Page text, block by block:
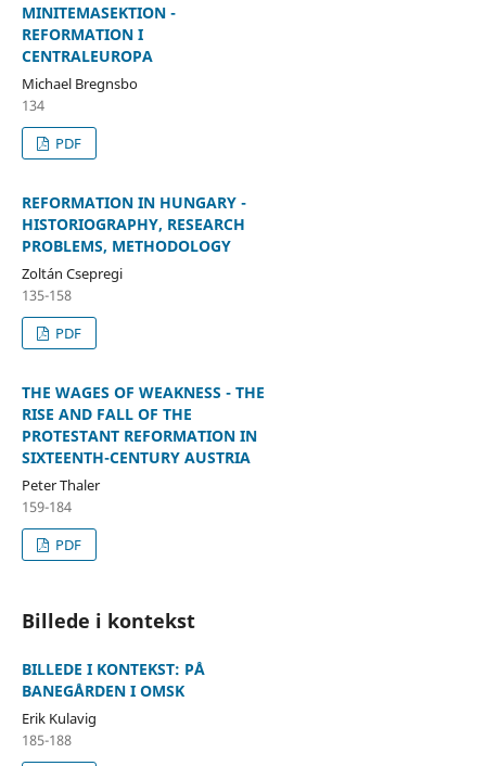
MINITEMASEKTION -
REFORMATION I
CENTRALEUROPA
Michael Bregnsbo
134
PDF
REFORMATION IN HUNGARY -
HISTORIOGRAPHY, RESEARCH
PROBLEMS, METHODOLOGY
Zoltán Csepregi
135-158
PDF
THE WAGES OF WEAKNESS - THE
RISE AND FALL OF THE
PROTESTANT REFORMATION IN
SIXTEENTH-CENTURY AUSTRIA
Peter Thaler
159-184
PDF
Billede i kontekst
BILLEDE I KONTEKST: PÅ
BANEGÅRDEN I OMSK
Erik Kulavig
185-188